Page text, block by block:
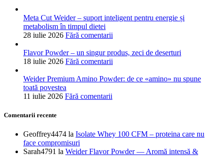
Meta Cut Weider – suport inteligent pentru energie și
metabolism în timpul dietei
28 iulie 2026 Fără comentarii
Flavor Powder – un singur produs, zeci de deserturi
18 iulie 2026 Fără comentarii
Weider Premium Amino Powder: de ce «amino» nu spune
toată povestea
11 iulie 2026 Fără comentarii
Comentarii recente
Geoffrey4474 la Isolate Whey 100 CFM – proteina care nu
face compromisuri
Sarah4791 la Weider Flavor Powder — Aromă intensă &